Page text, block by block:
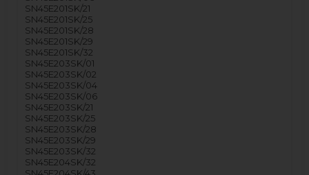
SN45E201SK/21
SN45E201SK/25
SN45E201SK/28
SN45E201SK/29
SN45E201SK/32
SN45E203SK/01
SN45E203SK/02
SN45E203SK/04
SN45E203SK/06
SN45E203SK/21
SN45E203SK/25
SN45E203SK/28
SN45E203SK/29
SN45E203SK/32
SN45E204SK/32